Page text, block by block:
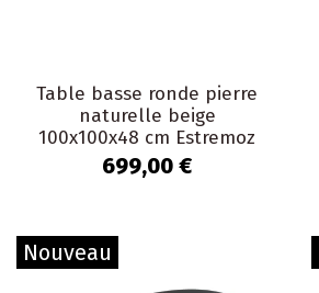
Table basse ronde pierre
naturelle beige
100x100x48 cm Estremoz
699,00 €
Nouveau